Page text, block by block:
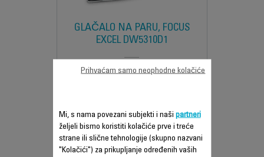
GLAČALO NA PARU, FOCUS
EXCEL DW5310D1
Super brzo glačanje i odlični rezultati
Usporedi
Mi, s nama povezani subjekti i naši partneri
željeli bismo koristiti kolačiće prve i treće
strane ili slične tehnologije (skupno nazvani
"Kolačići") za prikupljanje određenih vaših
Prihvaćam samo neophodne kolačiće